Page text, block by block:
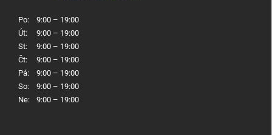
Po:
9:00 – 19:00
Út:
9:00 – 19:00
St:
9:00 – 19:00
Čt:
9:00 – 19:00
Pá:
9:00 – 19:00
So:
9:00 – 19:00
Ne:
9:00 – 19:00